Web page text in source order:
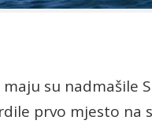
su nadmašile
prvo mjesto na